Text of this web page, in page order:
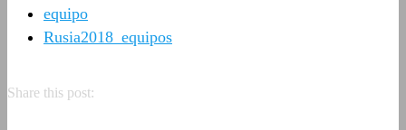
equipo
Rusia2018_equipos
Share this post: